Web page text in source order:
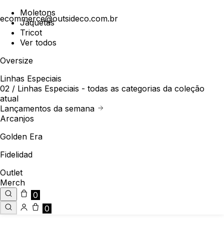
ecommerce@outsideco.com.br
Moletons
Jaquetas
Tricot
Ver todos
Oversize
Linhas Especiais
02 / Linhas Especiais - todas as categorias da coleção
atual
Lançamentos da semana
Arcanjos
Golden Era
Fidelidad
Outlet
Merch
0
0